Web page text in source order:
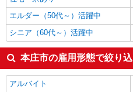
エルダー（50代～）活躍中
シニア（60代～）活躍中
本庄市の雇用形態で絞り
アルバイト